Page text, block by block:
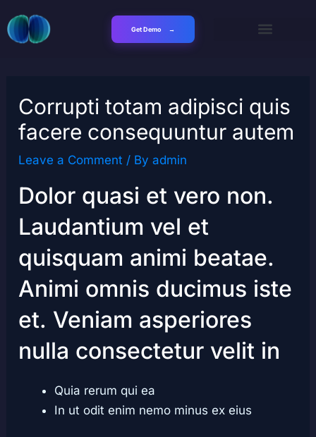
to
Get Demo
Corrupti totam adipisci quis
facere consequuntur autem
Leave a Comment / Byadmin
Dolor quasi et vero non.
Laudantium vel et
quisquam animi beatae.
Animi omnis ducimus iste
et. Veniam asperiores
nulla consectetur velit in
Quia rerum qui ea
In ut odit enim nemo minus ex eius